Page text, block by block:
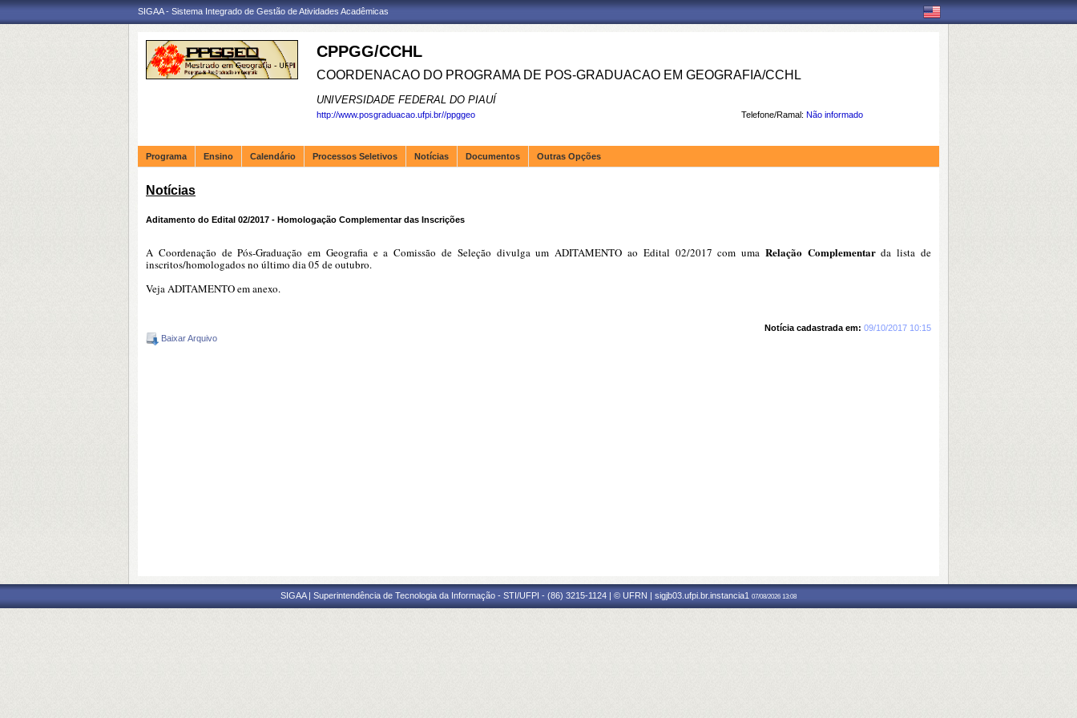
SIGAA - Sistema Integrado de Gestão de Atividades Acadêmicas
CPPGG/CCHL
COORDENACAO DO PROGRAMA DE POS-GRADUACAO EM GEOGRAFIA/CCHL
UNIVERSIDADE FEDERAL DO PIAUÍ
Telefone/Ramal: Não informado
http://www.posgraduacao.ufpi.br//ppggeo
Programa Ensino Calendário Processos Seletivos Notícias Documentos Outras Opções
Notícias
Aditamento do Edital 02/2017 - Homologação Complementar das Inscrições
A Coordenação de Pós-Graduação em Geografia e a Comissão de Seleção divulga um ADITAMENTO ao Edital 02/2017 com uma Relação Complementarda lista de
inscritos/homologados no último dia 05 de outubro.
Veja ADITAMENTO em anexo.
Notícia cadastrada em: 09/10/2017 10:15
Baixar Arquivo
SIGAA | Superintendência de Tecnologia da Informação - STI/UFPI - (86) 3215-1124 | © UFRN | sigjb03.ufpi.br.instancia1 07/08/2026 13:08